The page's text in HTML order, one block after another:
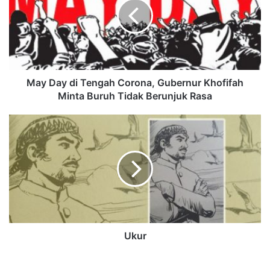
May Day di Tengah Corona, Gubernur Khofifah
Minta Buruh Tidak Berunjuk Rasa
Ukur